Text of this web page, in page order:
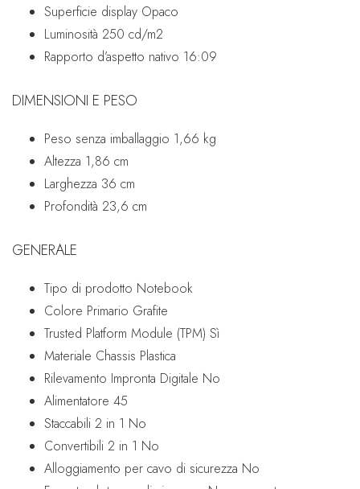
Superficie display Opaco
Luminosità 250 cd/m2
Rapporto d’aspetto nativo 16:09
DIMENSIONI E PESO
Peso senza imballaggio 1,66 kg
Altezza 1,86 cm
Larghezza 36 cm
Profondità 23,6 cm
GENERALE
Tipo di prodotto Notebook
Colore Primario Grafite
Trusted Platform Module (TPM) Sì
Materiale Chassis Plastica
Rilevamento Impronta Digitale No
Alimentatore 45
Staccabili 2 in 1 No
Convertibili 2 in 1 No
Alloggiamento per cavo di sicurezza No